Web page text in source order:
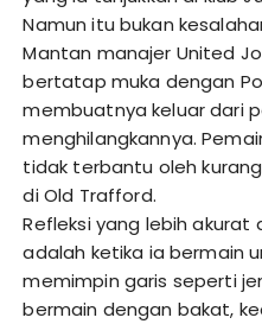
Namun itu bukan
Mantan manajer United
bertatap muka dengan
membuatnya keluar dari
menghilangkannya.
tidak terbantu oleh
di Old Trafford.
Refleksi yang lebih akurat
adalah ketika ia bermain
memimpin garis seperti
bermain dengan bakat,